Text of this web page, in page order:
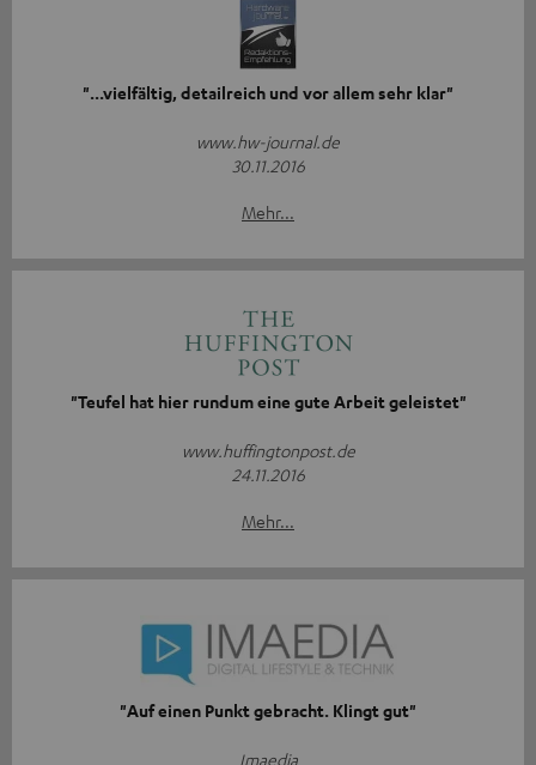
"...vielfältig, detailreich und vor allem sehr klar"
www.hw-journal.de
30.11.2016
Mehr...
"Teufel hat hier rundum eine gute Arbeit geleistet"
www.huffingtonpost.de
24.11.2016
Mehr...
"Auf einen Punkt gebracht. Klingt gut"
Imaedia